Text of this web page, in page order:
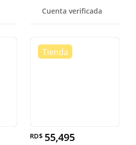
OFERTA
Cuenta verificada
RD$ 55,495